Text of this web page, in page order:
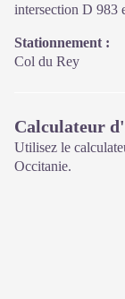
intersection D 983
Stationnement :
Col du Rey
Calculateur
Utilisez le
Occitanie.